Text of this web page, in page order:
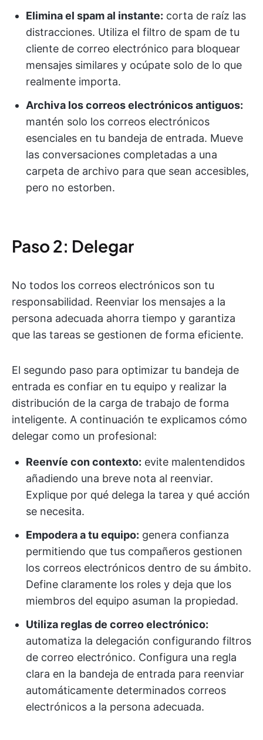
Elimina el spam al instante: corta de raíz las
distracciones. Utiliza el filtro de spam de tu
cliente de correo electrónico para bloquear
mensajes similares y ocúpate solo de lo que
realmente importa.
Archiva los correos electrónicos antiguos:
mantén solo los correos electrónicos
esenciales en tu bandeja de entrada. Mueve
las conversaciones completadas a una
carpeta de archivo para que sean accesibles,
pero no estorben.
Paso 2: Delegar
No todos los correos electrónicos son tu
responsabilidad. Reenviar los mensajes a la
persona adecuada ahorra tiempo y garantiza
que las tareas se gestionen de forma eficiente.
El segundo paso para optimizar tu bandeja de
entrada es confiar en tu equipo y realizar la
distribución de la carga de trabajo de forma
inteligente. A continuación te explicamos cómo
delegar como un profesional:
Reenvíe con contexto: evite malentendidos
añadiendo una breve nota al reenviar.
Explique por qué delega la tarea y qué acción
se necesita.
Empodera a tu equipo: genera confianza
permitiendo que tus compañeros gestionen
los correos electrónicos dentro de su ámbito.
Define claramente los roles y deja que los
miembros del equipo asuman la propiedad.
Utiliza reglas de correo electrónico:
automatiza la delegación configurando filtros
de correo electrónico. Configura una regla
clara en la bandeja de entrada para reenviar
automáticamente determinados correos
electrónicos a la persona adecuada.